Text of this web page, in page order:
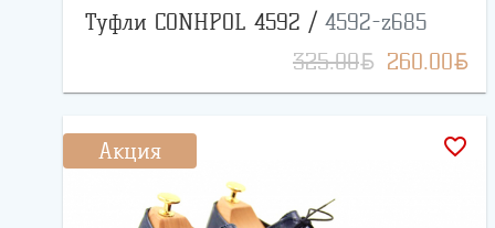
Туфли CONHPOL 4592 / 4592-z685
325.00BYN 260.00BYN
Акция favorite_border